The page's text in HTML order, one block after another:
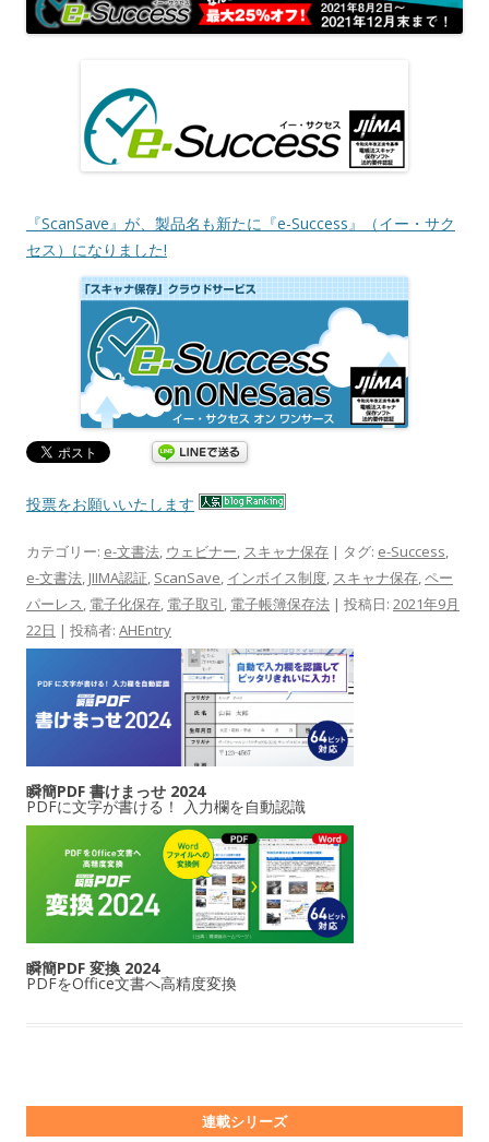
『ScanSave』が、製品名も新たに『e-Success』（イー・サク
セス）になりました!
投票をお願いいたします
カテゴリー: e-文書法, ウェビナー, スキャナ保存 | タグ: e-Success,
e-文書法, JIIMA認証, ScanSave, インボイス制度, スキャナ保存,ペー
パーレス, 電子化保存, 電子取引, 電子帳簿保存法 | 投稿日: 2021年9月
22日 | 投稿者: AHEntry
瞬簡PDF 書けまっせ 2024
PDFに文字が書ける！ 入力欄を自動認識
瞬簡PDF 変換 2024
PDFをOffice文書へ高精度変換
連載シリーズ